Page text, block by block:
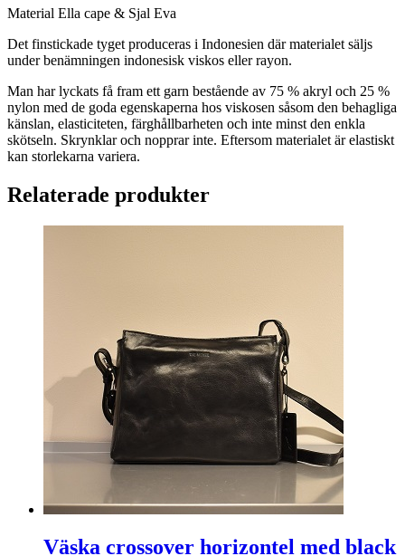
Material Ella cape & Sjal Eva
Det finstickade tyget produceras i Indonesien där materialet säljs
under benämningen indonesisk viskos eller rayon.
Man har lyckats få fram ett garn bestående av 75 % akryl och 25 %
nylon med de goda egenskaperna hos viskosen såsom den behagliga
känslan, elasticiteten, färghållbarheten och inte minst den enkla
skötseln. Skrynklar och nopprar inte. Eftersom materialet är elastiskt
kan storlekarna variera.
Relaterade produkter
Väska crossover horizontel med black